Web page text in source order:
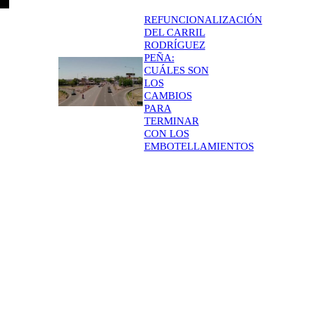
REFUNCIONALIZACIÓN
DEL CARRIL
RODRÍGUEZ
PEÑA:
CUÁLES SON
LOS
CAMBIOS
PARA
TERMINAR
CON LOS
EMBOTELLAMIENTOS